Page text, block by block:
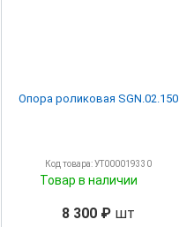
Опора роликовая SGN.02.150
Код товара: УТ000019330
Товар в наличии
8 300 ₽шт